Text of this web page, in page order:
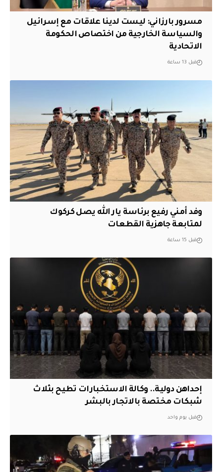
مسرور بارزاني: ليست لدينا علاقات مع إسرائيل
والسياسة الخارجية من اختصاص الحكومة
الاتحادية
قبل 13 ساعة
وفد أمني رفيع برئاسة يار الله يصل كركوك
لمتابعة جاهزية القطعات
قبل 15 ساعة
إحداهن دولية.. وكالة الاستخبارات تطيح بثلاث
شبكات مختصة بالاتجار بالبشر
قبل يوم واحد